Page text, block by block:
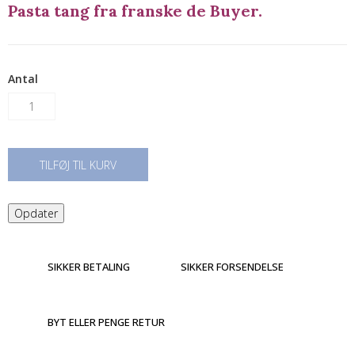
Pasta tang fra franske de Buyer.
Antal
TILFØJ TIL KURV
SIKKER BETALING SIKKER FORSENDELSE
BYT ELLER PENGE RETUR